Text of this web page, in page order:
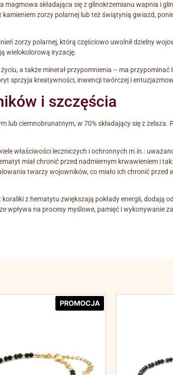
magmowa składająca się z glinokrzemianu wapnia i
zorzy polarnej lub też świątynią gwiazd,
zorzy polarnej, którą częściowo uwolnił dzielny
wielokolorową iryzację.
a także minerał przypomnienia – ma
sprzyja kreatywności, inwencji twórczej i
i szczęścia
lub ciemnobrunatnym, w 70% składający się z
właściwości leczniczych i ochronnych m.in.:
miał chronić przed nadmiernym krwawieniem i
twarzy wojowników, co miało ich chronić
z hematytu zwiększają pokłady energii, dodają
wpływa na procesy myślowe, pamięć i wykonywanie
PROMOCJA